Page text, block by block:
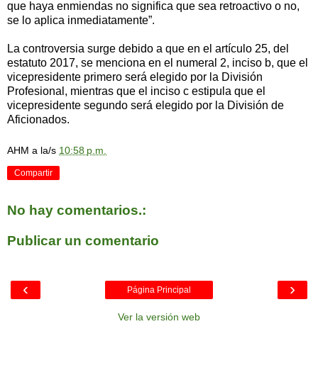
que haya enmiendas no significa que sea retroactivo o no,
se lo aplica inmediatamente”.
La controversia surge debido a que en el artículo 25, del
estatuto 2017, se menciona en el numeral 2, inciso b, que el
vicepresidente primero será elegido por la División
Profesional, mientras que el inciso c estipula que el
vicepresidente segundo será elegido por la División de
Aficionados.
AHM a la/s 10:58 p.m.
Compartir
No hay comentarios.:
Publicar un comentario
‹ ›
Página Principal
Ver la versión web